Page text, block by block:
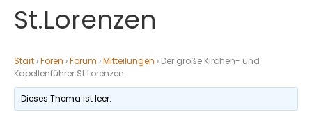
St.Lorenzen
Start ›Foren ›Forum ›Mitteilungen › Der große Kirchen- und
Kapellenführer St.Lorenzen
Dieses Thema ist leer.